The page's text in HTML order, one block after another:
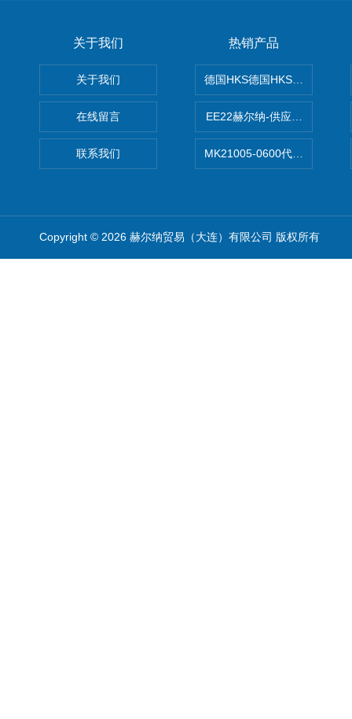
关于我们
关于我们
在线留言
联系我们
热销产品
德国HKS德国HKS液压旋转摆
EE22赫尔纳-供应
MK21005-0600代理德国MK
Copyright © 2026 赫尔纳贸易（大连）有限公司 版权所有